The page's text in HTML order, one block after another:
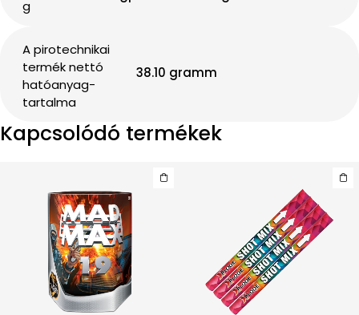
g
A pirotechnikai
termék nettó
hatóanyag-
tartalma
38.10 gramm
Kapcsolódó termékek